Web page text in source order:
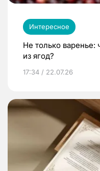
Интересное
Не только
из ягод?
17:34 / 22.07.26